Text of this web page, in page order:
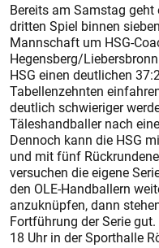
Bereits am Samstag geht
dritten Spiel binnen
Mannschaft um HSG-
Hegensberg/
HSG einen deutlichen
Tabellenzehnten
deutlich schwieriger
Täleshandballer nach
Dennoch kann die HSG
und mit fünf
versuchen die eigene
den OLE-Handballern
anzuknüpfen, dann
Fortführung der Serie
18 Uhr in der Sporthalle